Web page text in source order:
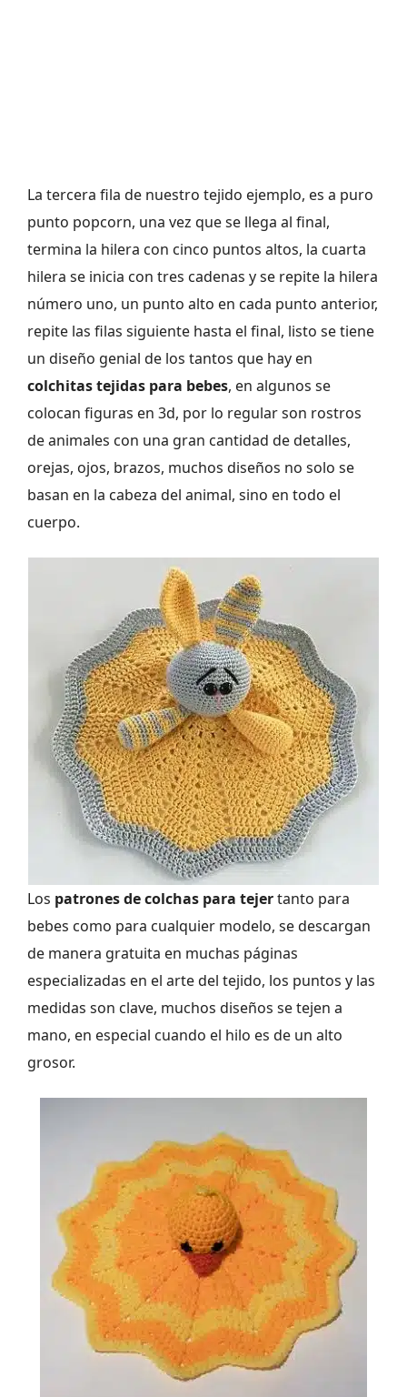
La tercera fila de nuestro tejido ejemplo, es a puro
punto popcorn, una vez que se llega al final,
termina la hilera con cinco puntos altos, la cuarta
hilera se inicia con tres cadenas y se repite la hilera
número uno, un punto alto en cada punto anterior,
repite las filas siguiente hasta el final, listo se tiene
un diseño genial de los tantos que hay en
colchitas tejidas para bebes, en algunos se
colocan figuras en 3d, por lo regular son rostros
de animales con una gran cantidad de detalles,
orejas, ojos, brazos, muchos diseños no solo se
basan en la cabeza del animal, sino en todo el
cuerpo.
Los patrones de colchas para tejertanto para
bebes como para cualquier modelo, se descargan
de manera gratuita en muchas páginas
especializadas en el arte del tejido, los puntos y las
medidas son clave, muchos diseños se tejen a
mano, en especial cuando el hilo es de un alto
grosor.